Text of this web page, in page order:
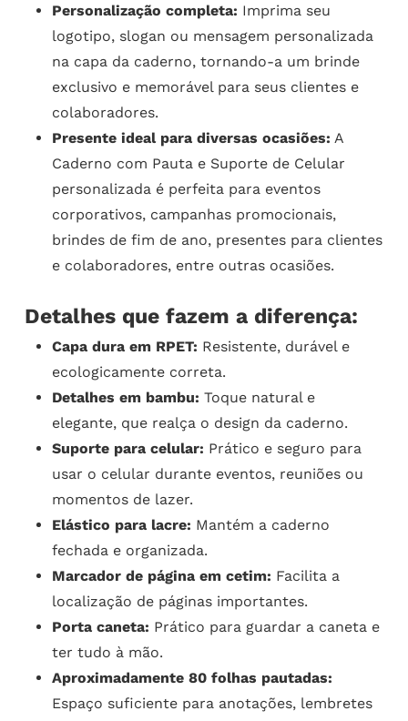
Personalização completa: Imprima seu
logotipo, slogan ou mensagem personalizada
na capa da caderno, tornando-a um brinde
exclusivo e memorável para seus clientes e
colaboradores.
Presente ideal para diversas ocasiões: A
Caderno com Pauta e Suporte de Celular
personalizada é perfeita para eventos
corporativos, campanhas promocionais,
brindes de fim de ano, presentes para clientes
e colaboradores, entre outras ocasiões.
Detalhes que fazem a diferença:
Capa dura em RPET: Resistente, durável e
ecologicamente correta.
Detalhes em bambu: Toque natural e
elegante, que realça o design da caderno.
Suporte para celular: Prático e seguro para
usar o celular durante eventos, reuniões ou
momentos de lazer.
Elástico para lacre: Mantém a caderno
fechada e organizada.
Marcador de página em cetim: Facilita a
localização de páginas importantes.
Porta caneta: Prático para guardar a caneta e
ter tudo à mão.
Aproximadamente 80 folhas pautadas:
Espaço suficiente para anotações, lembretes